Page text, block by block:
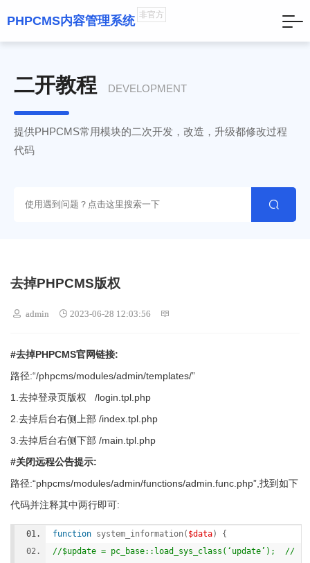
PHPCMS内容管理系统 非官方
二开教程 DEVELOPMENT
提供PHPCMS常用模块的二次开发，改造，升级都修改过程
代码

去掉PHPCMS版权
 admin  2023-06-28 12:03:56 
#去掉PHPCMS官网链接:
路径:“/phpcms/modules/admin/templates/”
1.去掉登录页版权 /login.tpl.php
2.去掉后台右侧上部 /index.tpl.php
3.去掉后台右侧下部 /main.tpl.php
#关闭远程公告提示:
路径:“phpcms/modules/admin/functions/admin.func.php”,找到如下
代码并注释其中两行即可:
function system_information( $data) {
//$update = pc_base::load_sys_class(‘update’);  //